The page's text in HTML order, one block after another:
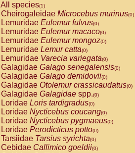
All species(1)
Cheirogaleidae Microcebus murinus(0)
Lemuridae Eulemur fulvus(0)
Lemuridae Eulemur macaco(0)
Lemuridae Eulemur mongoz(0)
Lemuridae Lemur catta(0)
Lemuridae Varecia variegata(0)
Galagidae Galago senegalensis(0)
Galagidae Galago demidovii(0)
Galagidae Otolemur crassicaudatus(0)
Galagidae Galagidae spp.(0)
Loridae Loris tardigradus(0)
Loridae Nycticebus coucang(0)
Loridae Nycticebus pygmaeus(0)
Loridae Perodicticus potto(0)
Tarsiidae Tarsius syrichta(0)
Cebidae Callimico goeldii(0)